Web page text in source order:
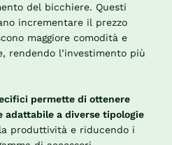
del bicchiere. Questi
incrementare il prezzo
maggiore comodità e
rendendo l’investimento più
permette di ottenere
adattabile a diverse tipologie
produttività e riducendo i